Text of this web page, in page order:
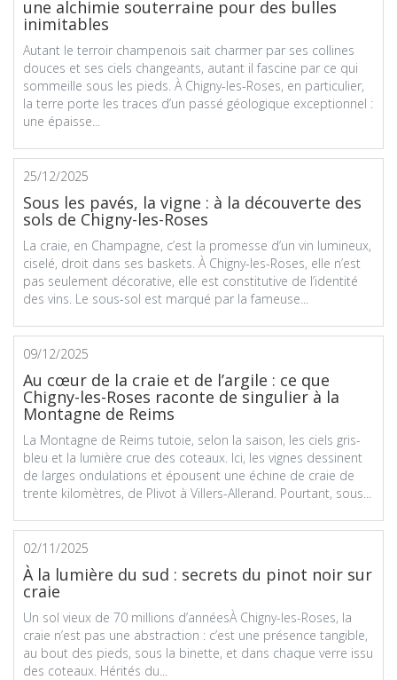
une alchimie souterraine pour des bulles
inimitables
Autant le terroir champenois sait charmer par ses collines
douces et ses ciels changeants, autant il fascine par ce qui
sommeille sous les pieds. À Chigny-les-Roses, en particulier,
la terre porte les traces d’un passé géologique exceptionnel :
une épaisse...
25/12/2025
Sous les pavés, la vigne : à la découverte des
sols de Chigny-les-Roses
La craie, en Champagne, c’est la promesse d’un vin lumineux,
ciselé, droit dans ses baskets. À Chigny-les-Roses, elle n’est
pas seulement décorative, elle est constitutive de l’identité
des vins. Le sous-sol est marqué par la fameuse...
09/12/2025
Au cœur de la craie et de l’argile : ce que
Chigny-les-Roses raconte de singulier à la
Montagne de Reims
La Montagne de Reims tutoie, selon la saison, les ciels gris-
bleu et la lumière crue des coteaux. Ici, les vignes dessinent
de larges ondulations et épousent une échine de craie de
trente kilomètres, de Plivot à Villers-Allerand. Pourtant, sous...
02/11/2025
À la lumière du sud : secrets du pinot noir sur
craie
Un sol vieux de 70 millions d’annéesÀ Chigny-les-Roses, la
craie n’est pas une abstraction : c’est une présence tangible,
au bout des pieds, sous la binette, et dans chaque verre issu
des coteaux. Hérités du...